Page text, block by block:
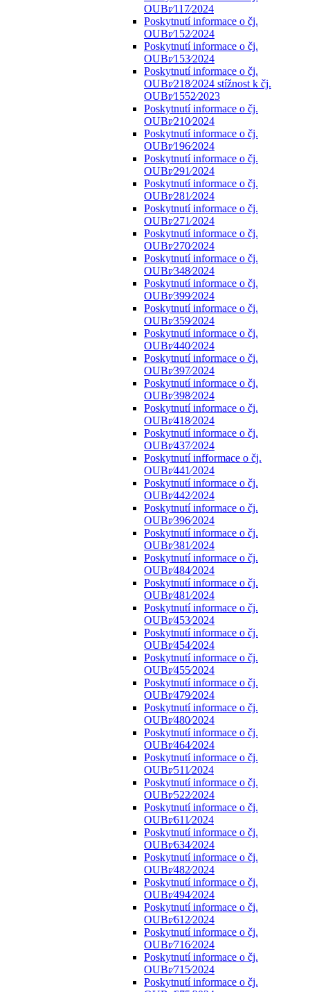
OUBr⁄117⁄2024
Poskytnutí informace o čj.
OUBr⁄152⁄2024
Poskytnutí informace o čj.
OUBr⁄153⁄2024
Poskytnutí informace o čj.
OUBr⁄218⁄2024 stížnost k čj.
OUBr⁄1552⁄2023
Poskytnutí informace o čj.
OUBr⁄210⁄2024
Poskytnutí informace o čj.
OUBr⁄196⁄2024
Poskytnutí informace o čj.
OUBr⁄291⁄2024
Poskytnutí informace o čj.
OUBr⁄281⁄2024
Poskytnutí informace o čj.
OUBr⁄271⁄2024
Poskytnutí informace o čj.
OUBr⁄270⁄2024
Poskytnutí informace o čj.
OUBr⁄348⁄2024
Poskytnutí informace o čj.
OUBr⁄399⁄2024
Poskytnutí informace o čj.
OUBr⁄359⁄2024
Poskytnutí informace o čj.
OUBr⁄440⁄2024
Poskytnutí informace o čj.
OUBr⁄397⁄2024
Poskytnutí informace o čj.
OUBr⁄398⁄2024
Poskytnutí informace o čj.
OUBr⁄418⁄2024
Poskytnutí informace o čj.
OUBr⁄437⁄2024
Poskytnutí infformace o čj.
OUBr⁄441⁄2024
Poskytnutí informace o čj.
OUBr⁄442⁄2024
Poskytnutí informace o čj.
OUBr⁄396⁄2024
Poskytnutí informace o čj.
OUBr⁄381⁄2024
Poskytnutí informace o čj.
OUBr⁄484⁄2024
Poskytnutí informace o čj.
OUBr⁄481⁄2024
Poskytnutí informace o čj.
OUBr⁄453⁄2024
Poskytnutí informace o čj.
OUBr⁄454⁄2024
Poskytnutí informace o čj.
OUBr⁄455⁄2024
Poskytnutí informace o čj.
OUBr⁄479⁄2024
Poskytnutí informace o čj.
OUBr⁄480⁄2024
Poskytnutí informace o čj.
OUBr⁄464⁄2024
Poskytnutí informace o čj.
OUBr⁄511⁄2024
Poskytnutí informace o čj.
OUBr⁄522⁄2024
Poskytnutí informace o čj.
OUBr⁄611⁄2024
Poskytnutí informace o čj.
OUBr⁄634⁄2024
Poskytnutí informace o čj.
OUBr⁄482⁄2024
Poskytnutí informace o čj.
OUBr⁄494⁄2024
Poskytnutí informace o čj.
OUBr⁄612⁄2024
Poskytnutí informace o čj.
OUBr⁄716⁄2024
Poskytnutí informace o čj.
OUBr⁄715⁄2024
Poskytnutí informace o čj.